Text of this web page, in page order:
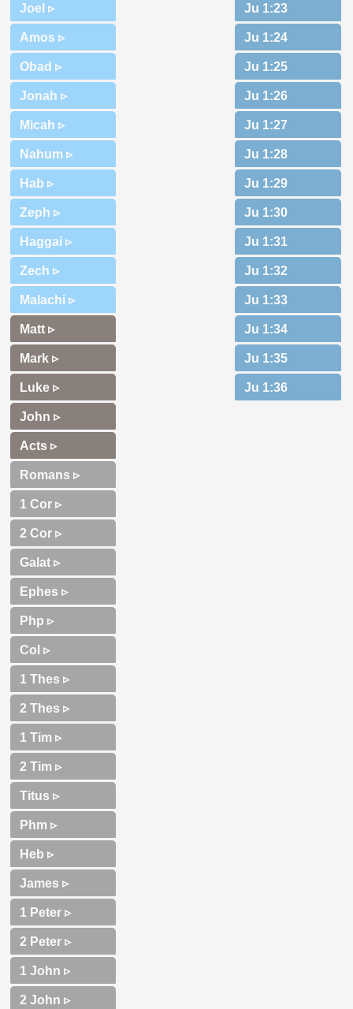
Joel ▹
Amos ▹
Obad ▹
Jonah ▹
Micah ▹
Nahum ▹
Hab ▹
Zeph ▹
Haggai ▹
Zech ▹
Malachi ▹
Matt ▹
Mark ▹
Luke ▹
John ▹
Acts ▹
Romans ▹
1 Cor ▹
2 Cor ▹
Galat ▹
Ephes ▹
Php ▹
Col ▹
1 Thes ▹
2 Thes ▹
1 Tim ▹
2 Tim ▹
Titus ▹
Phm ▹
Heb ▹
James ▹
1 Peter ▹
2 Peter ▹
1 John ▹
2 John ▹